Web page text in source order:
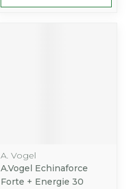
A. Vogel
A.Vogel Echinaforce
Forte + Energie 30